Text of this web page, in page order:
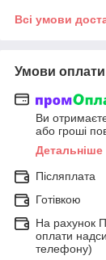
Всі умови
Умови оплати
Ви
або гроші
Детальніше
Післяплата
Готівкою
На рахунок
оплати
телефону)